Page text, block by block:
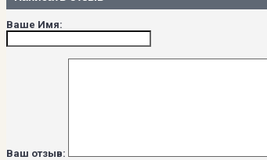
Ваше Имя:
Ваш отзыв: